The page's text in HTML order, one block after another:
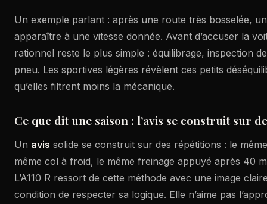
Un exemple parlant : après une route très bosselée,
apparaître à une vitesse donnée. Avant d’accuser la
rationnel reste le plus simple : équilibrage, inspection
pneu. Les sportives légères révèlent ces petits
qu’elles filtrent moins la mécanique.
Ce que dit une saison : l’avis se construit sur
Un avis solide se construit sur des répétitions : le
même col à froid, le même freinage appuyé après 40
L’A110 R ressort de cette méthode avec une image
condition de respecter sa logique. Elle n’aime pas